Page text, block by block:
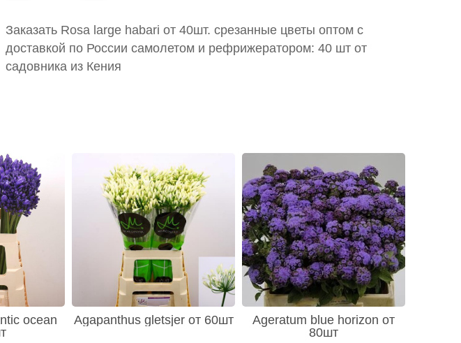
Заказать Rosa large habari от 40шт. срезанные цветы оптом с
доставкой по России самолетом и рефрижератором: 40 шт от
садовника из Кения
ocean
Agapanthus gletsjer от 60шт
Ageratum blue horizon от
80шт